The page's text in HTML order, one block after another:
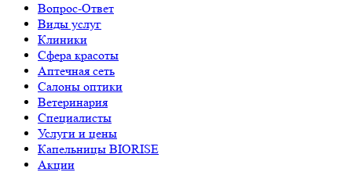
Вопрос-Ответ
Виды услуг
Клиники
Сфера красоты
Аптечная сеть
Салоны оптики
Ветеринария
Специалисты
Услуги и цены
Капельницы BIORISE
Акции